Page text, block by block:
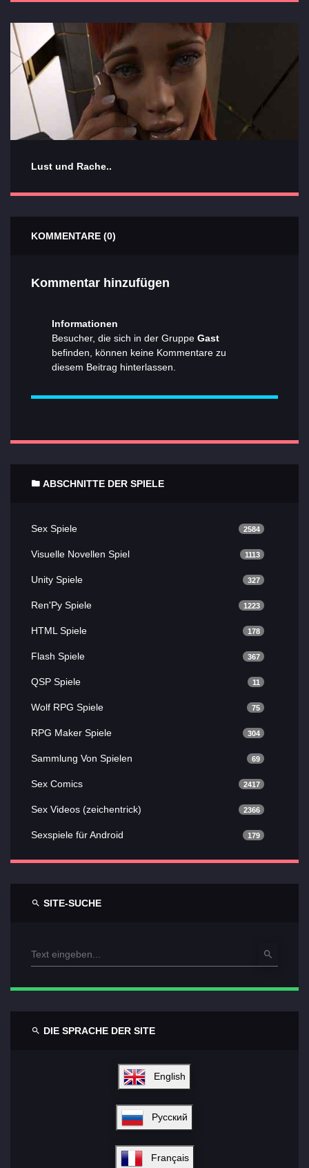
Lust und Rache..
KOMMENTARE (0)
Kommentar hinzufügen
Informationen
Besucher, die sich in der Gruppe Gast
befinden, können keine Kommentare zu
diesem Beitrag hinterlassen.
ABSCHNITTE DER SPIELE
Sex Spiele 2584
Visuelle Novellen Spiel 1113
Unity Spiele 327
Ren'Py Spiele 1223
HTML Spiele 178
Flash Spiele 367
QSP Spiele 11
Wolf RPG Spiele 75
RPG Maker Spiele 304
Sammlung Von Spielen 69
Sex Comics 2417
Sex Videos (zeichentrick) 2366
Sexspiele für Android 179
SITE-SUCHE
DIE SPRACHE DER SITE
English
Русский
Français